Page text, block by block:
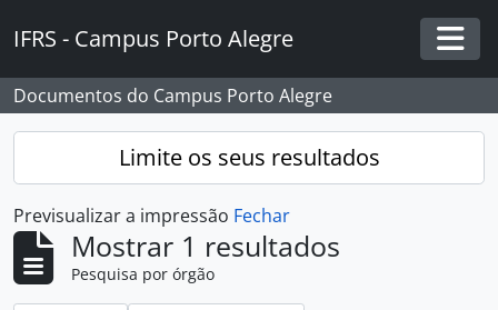
IFRS - Campus Porto Alegre
Documentos do Campus Porto Alegre
Limite os seus resultados
Previsualizar a impressão Fechar
Mostrar 1 resultados
Pesquisa por órgão